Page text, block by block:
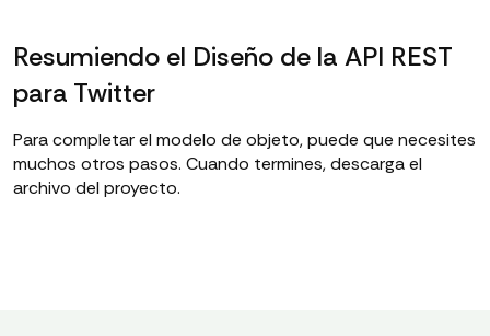
Resumiendo el Diseño de la API REST
para Twitter
Para completar el modelo de objeto, puede que necesites
muchos otros pasos. Cuando termines, descarga el
archivo del proyecto.